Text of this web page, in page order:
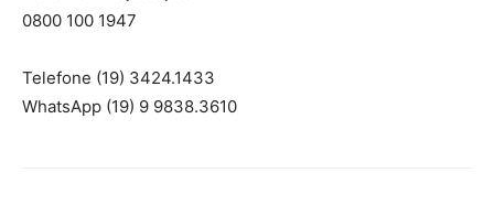
0800 100 1947
Telefone (19) 3424.1433
WhatsApp (19) 9 9838.3610